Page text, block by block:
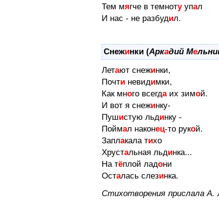
Тем мягче в темнотуупал
И нас - не разбудил.
Снежинки (Аркадий Ме
Летают снежинки,
Почти невидимки,
Как много всегдаих зимой.
И вот я снежинку-
Пушистую льдинку -
Поймал наконец-то рукой.
Заплакала тихо
Хрустальная льдинка...
На тёплой ладони
Осталась слезинка.
Стихотворения прислала